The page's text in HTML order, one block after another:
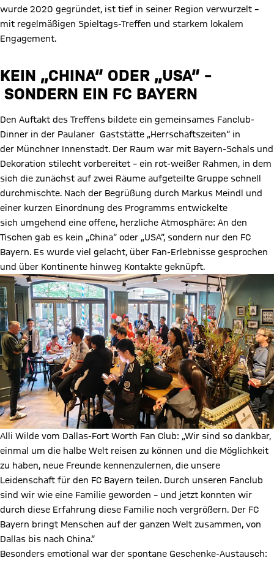
wurde 2020 gegründet, ist tief in seiner Region verwurzelt –
mit regelmäßigen Spieltags-Treffen und starkem lokalem
Engagement.
KEIN „CHINA“ ODER „USA“ –
SONDERN EIN FC BAYERN
Den Auftakt des Treffens bildete ein gemeinsames Fanclub-
Dinner in der Paulaner Gaststätte „Herrschaftszeiten“ in
der Münchner Innenstadt. Der Raum war mit Bayern-Schals und
Dekoration stilecht vorbereitet – ein rot-weißer Rahmen, in dem
sich die zunächst auf zwei Räume aufgeteilte Gruppe schnell
durchmischte. Nach der Begrüßung durch Markus Meindl und
einer kurzen Einordnung des Programms entwickelte
sich umgehend eine offene, herzliche Atmosphäre: An den
Tischen gab es kein „China“ oder „USA“, sondern nur den FC
Bayern. Es wurde viel gelacht, über Fan-Erlebnisse gesprochen
und über Kontinente hinweg Kontakte geknüpft.
Alli Wilde vom Dallas-Fort Worth Fan Club: „Wir sind so dankbar,
einmal um die halbe Welt reisen zu können und die Möglichkeit
zu haben, neue Freunde kennenzulernen, die unsere
Leidenschaft für den FC Bayern teilen. Durch unseren Fanclub
sind wir wie eine Familie geworden – und jetzt konnten wir
durch diese Erfahrung diese Familie noch vergrößern. Der FC
Bayern bringt Menschen auf der ganzen Welt zusammen, von
Dallas bis nach China.“
Besonders emotional war der spontane Geschenke-Austausch: